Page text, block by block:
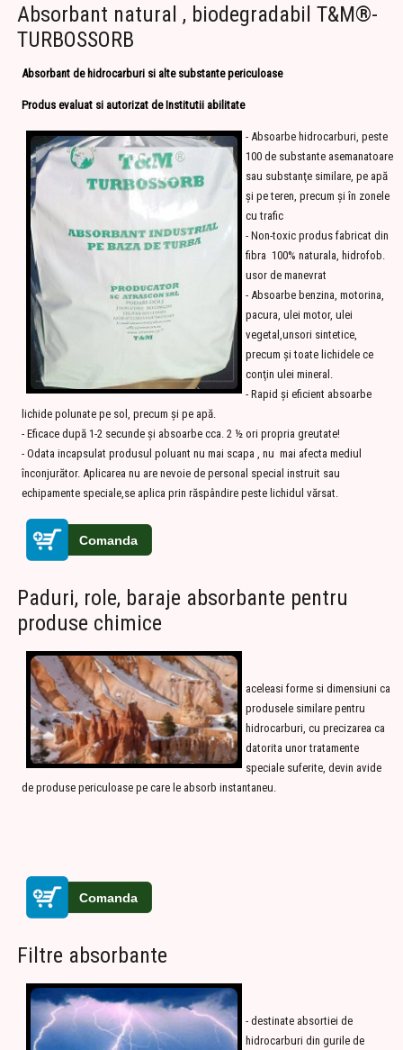
Absorbant natural , biodegradabil T&M®-
TURBOSSORB
Absorbant de hidrocarburi si alte substante periculoase
Produs evaluat si autorizat de Institutii abilitate
- Absoarbe hidrocarburi, peste
100 de substante asemanatoare
sau substanţe similare, pe apă
şi pe teren, precum şi în zonele
cu trafic
- Non-toxic produs fabricat din
fibra 100% naturala, hidrofob.
usor de manevrat
- Absoarbe benzina, motorina,
pacura, ulei motor, ulei
vegetal,unsori sintetice,
precum şi toate lichidele ce
conţin ulei mineral.
- Rapid şi eficient absoarbe
lichide polunate pe sol, precum şi pe apă.
- Eficace după 1-2 secunde şi absoarbe cca. 2 ½ ori propria greutate!
- Odata incapsulat produsul poluant nu mai scapa , nu mai afecta mediul
înconjurător. Aplicarea nu are nevoie de personal special instruit sau
echipamente speciale,se aplica prin răspândire peste lichidul vărsat.
Paduri, role, baraje absorbante pentru
produse chimice
aceleasi forme si dimensiuni ca
produsele similare pentru
hidrocarburi, cu precizarea ca
datorita unor tratamente
speciale suferite, devin avide
de produse periculoase pe care le absorb instantaneu.
Filtre absorbante
- destinate absortiei de
hidrocarburi din gurile de